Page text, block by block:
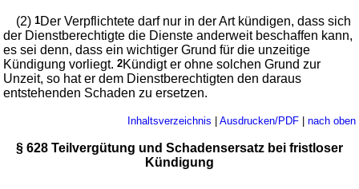
(2)1Der Verpflichtete darf nur in der Art kündigen, dass sich
der Dienstberechtigte die Dienste anderweit beschaffen kann,
es sei denn, dass ein wichtiger Grund für die unzeitige
Kündigung vorliegt.2Kündigt er ohne solchen Grund zur
Unzeit, so hat er dem Dienstberechtigten den daraus
entstehenden Schaden zu ersetzen.
Inhaltsverzeichnis Ausdrucken/PDF| nach oben
§ 628 Teilvergütung und Schadensersatz bei fristloser
Kündigung